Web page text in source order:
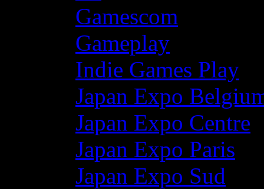
Gamescom
Gameplay
Indie Games Play
Japan Expo
Japan Expo Centre
Japan Expo Paris
Japan Expo Sud